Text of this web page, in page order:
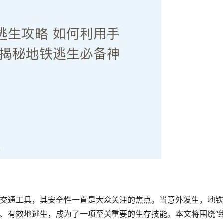
通工具，其安全性一直是大众关注的焦点。当意外发生，地
有效地逃生，成为了一项至关重要的生存技能。本文将围绕“